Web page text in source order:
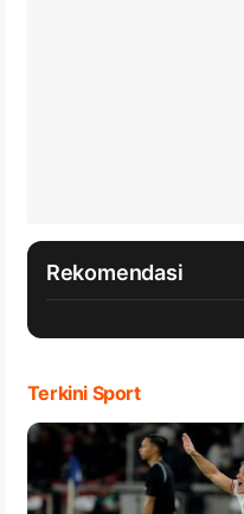
Rekomendasi
Terkini Sport